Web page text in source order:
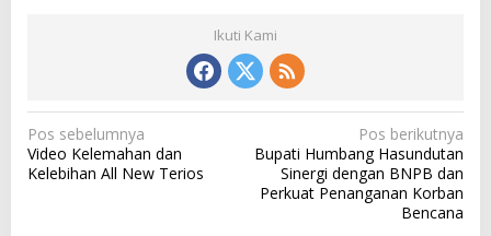
Ikuti Kami
N
a
Pos sebelumnya
Video Kelemahan dan
Kelebihan All New Terios
Pos berikutnya
Bupati Humbang Hasundutan
Sinergi dengan BNPB dan
Perkuat Penanganan Korban
Bencana